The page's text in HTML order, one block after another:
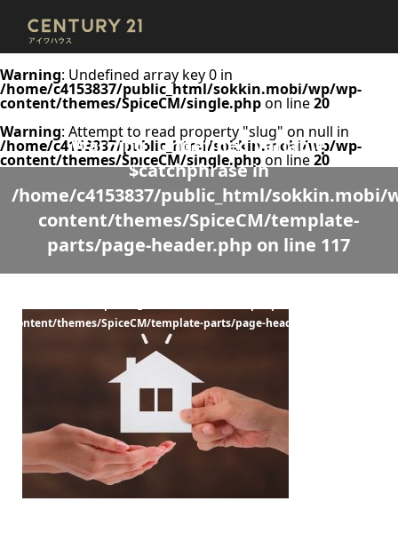
Warning: Undefined array key 0 in
/home/c4153837/public_html/sokkin.mobi/wp/wp-
content/themes/SpiceCM/single.phpon line20
Warning: Attempt to read property "slug" on null in
/home/c4153837/public_html/sokkin.mobi/wp/wp-
content/themes/SpiceCM/single.phpon line20
Warning: Undefined variable
$catchphrase in
/home/c4153837/public_html/sokkin.mobi/
content/themes/SpiceCM/template-
parts/page-header.php on line 117
content/themes/SpiceCM/template-parts/page-header.php